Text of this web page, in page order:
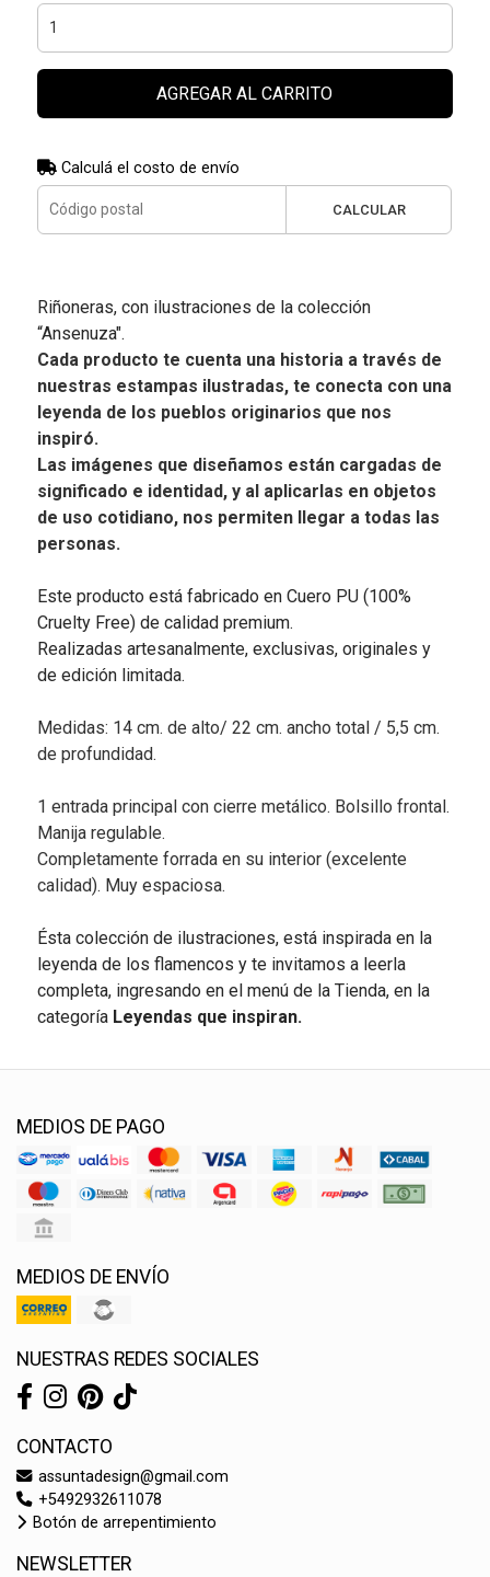
AGREGAR AL CARRITO
Calculá el costo de envío
CALCULAR
Riñoneras, con ilustraciones de la colección
“Ansenuza".
Cada producto te cuenta una historia a través de
nuestras estampas ilustradas, te conecta con una
leyenda de los pueblos originarios que nos
inspiró.
Las imágenes que diseñamos están cargadas de
significado e identidad, y al aplicarlas en objetos
de uso cotidiano, nos permiten llegar a todas las
personas.
Este producto está fabricado en Cuero PU (100%
Cruelty Free) de calidad premium.
Realizadas artesanalmente, exclusivas, originales y
de edición limitada.
Medidas: 14 cm. de alto/ 22 cm. ancho total / 5,5 cm.
de profundidad.
1 entrada principal con cierre metálico. Bolsillo frontal.
Manija regulable.
Completamente forrada en su interior (excelente
calidad). Muy espaciosa.
Ésta colección de ilustraciones, está inspirada en la
leyenda de los flamencos y te invitamos a leerla
completa, ingresando en el menú de la Tienda, en la
categoría Leyendas que inspiran.
MEDIOS DE PAGO
MEDIOS DE ENVÍO
NUESTRAS REDES SOCIALES
CONTACTO
assuntadesign@gmail.com
+5492932611078
Botón de arrepentimiento
NEWSLETTER